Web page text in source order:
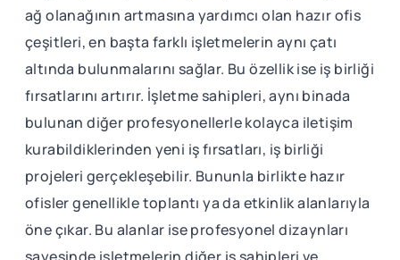
ağ olanağının artmasına yardımcı olan hazır ofis
çeşitleri, en başta farklı işletmelerin aynı çatı
altında bulunmalarını sağlar. Bu özellik ise iş birliği
fırsatlarını artırır. İşletme sahipleri, aynı binada
bulunan diğer profesyonellerle kolayca iletişim
kurabildiklerinden yeni iş fırsatları, iş birliği
projeleri gerçekleşebilir. Bununla birlikte hazır
ofisler genellikle toplantı ya da etkinlik alanlarıyla
öne çıkar. Bu alanlar ise profesyonel dizaynları